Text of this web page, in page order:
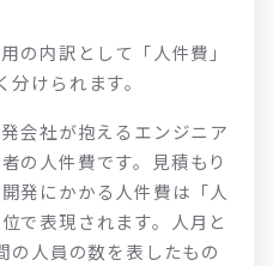
の内訳として「人件費」
けられます。
会社が抱えるエンジニア
の人件費です。見積もり
発にかかる人件費は「人
で表現されます。人月と
の人員の数を表したもの